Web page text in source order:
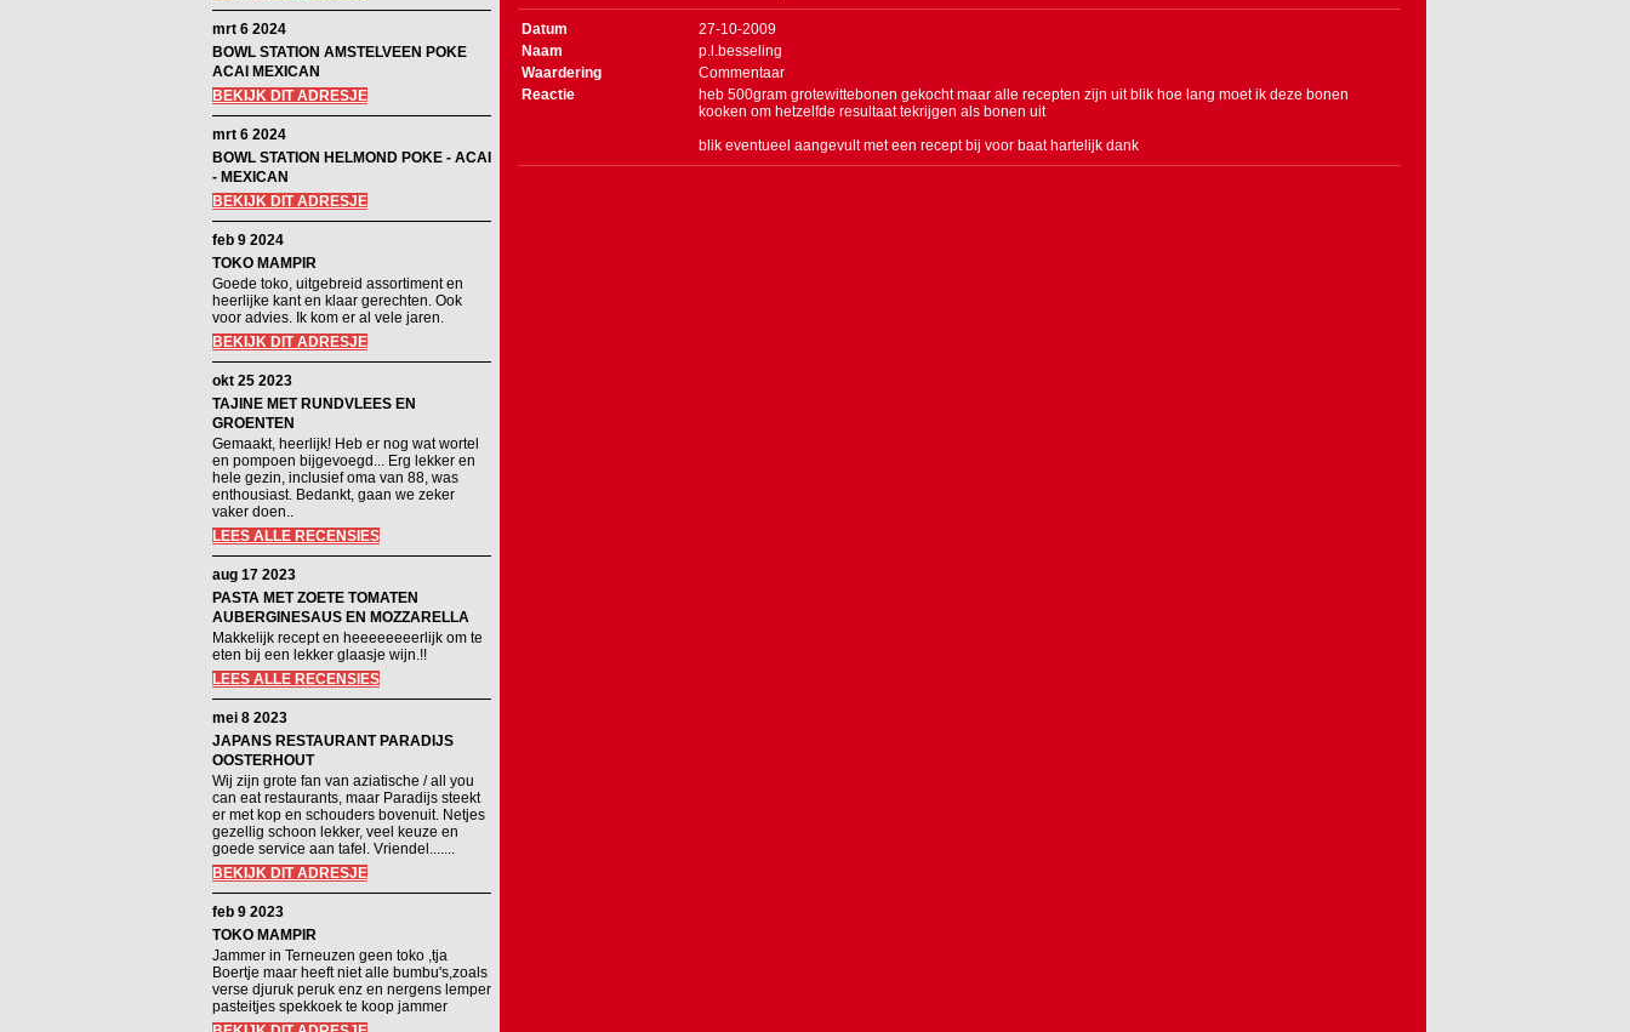
mrt 6 2024
BOWL STATION AMSTELVEEN POKE
ACAI MEXICAN
BEKIJK DIT ADRESJE
mrt 6 2024
BOWL STATION HELMOND POKE - ACAI
- MEXICAN
BEKIJK DIT ADRESJE
feb 9 2024
TOKO MAMPIR
Goede toko, uitgebreid assortiment en
heerlijke kant en klaar gerechten. Ook
voor advies. Ik kom er al vele jaren.
BEKIJK DIT ADRESJE
okt 25 2023
TAJINE MET RUNDVLEES EN
GROENTEN
Gemaakt, heerlijk! Heb er nog wat wortel
en pompoen bijgevoegd... Erg lekker en
hele gezin, inclusief oma van 88, was
enthousiast. Bedankt, gaan we zeker
vaker doen..
LEES ALLE RECENSIES
aug 17 2023
PASTA MET ZOETE TOMATEN
AUBERGINESAUS EN MOZZARELLA
Makkelijk recept en heeeeeeeerlijk om te
eten bij een lekker glaasje wijn.!!
LEES ALLE RECENSIES
mei 8 2023
JAPANS RESTAURANT PARADIJS
OOSTERHOUT
Wij zijn grote fan van aziatische / all you
can eat restaurants, maar Paradijs steekt
er met kop en schouders bovenuit. Netjes
gezellig schoon lekker, veel keuze en
goede service aan tafel. Vriendel.......
BEKIJK DIT ADRESJE
feb 9 2023
TOKO MAMPIR
Jammer in Terneuzen geen toko ,tja
Boertje maar heeft niet alle bumbu's,zoals
verse djuruk peruk enz en nergens lemper
pasteitjes spekkoek te koop jammer
Datum
27-10-2009
Naam
p.l.besseling
Waardering
Commentaar
Reactie
heb 500gram grotewittebonen gekocht maar alle recepten zijn uit blik hoe lang moet ik deze bonen
kooken om hetzelfde resultaat tekrijgen als bonen uit
blik eventueel aangevult met een recept bij voor baat hartelijk dank